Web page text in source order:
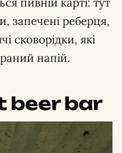
запечені реберця,
сковорідки, які
напій.
beer bar